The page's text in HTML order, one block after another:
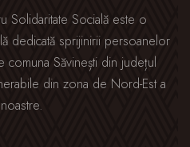
Solidaritate Socială este o
dedicată sprijinirii persoanelor
comuna Săvinești din județul
din zona de Nord-Est a